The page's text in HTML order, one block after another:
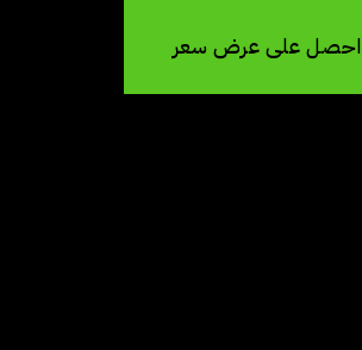
احصل على عرض سعر